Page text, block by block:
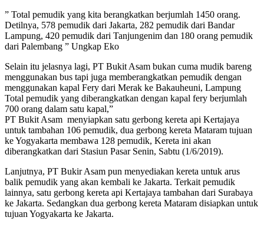
” Total pemudik yang kita berangkatkan berjumlah 1450 orang.
Detilnya, 578 pemudik dari Jakarta, 282 pemudik dari Bandar
Lampung, 420 pemudik dari Tanjungenim dan 180 orang pemudik
dari Palembang ” Ungkap Eko
Selain itu jelasnya lagi, PT Bukit Asam bukan cuma mudik bareng
menggunakan bus tapi juga memberangkatkan pemudik dengan
menggunakan kapal Fery dari Merak ke Bakauheuni, Lampung
Total pemudik yang diberangkatkan dengan kapal fery berjumlah
700 orang dalam satu kapal,”
PT Bukit Asam menyiapkan satu gerbong kereta api Kertajaya
untuk tambahan 106 pemudik, dua gerbong kereta Mataram tujuan
ke Yogyakarta membawa 128 pemudik, Kereta ini akan
diberangkatkan dari Stasiun Pasar Senin, Sabtu (1/6/2019).
Lanjutnya, PT Bukir Asam pun menyediakan kereta untuk arus
balik pemudik yang akan kembali ke Jakarta. Terkait pemudik
lainnya, satu gerbong kereta api Kertajaya tambahan dari Surabaya
ke Jakarta. Sedangkan dua gerbong kereta Mataram disiapkan untuk
tujuan Yogyakarta ke Jakarta.